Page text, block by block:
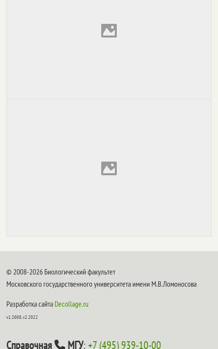
© 2008-2026 Биологический факультет
Московского государственного университета имени М.В.Ломоносова
Разработка сайта Decollage.ru
v1.2008, v2.2022
Справочная МГУ:+7 (495) 939-10-00